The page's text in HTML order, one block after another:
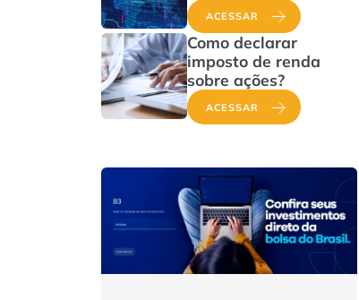
ACESSAR
Como declarar
imposto de renda
sobre ações?
ACESSAR